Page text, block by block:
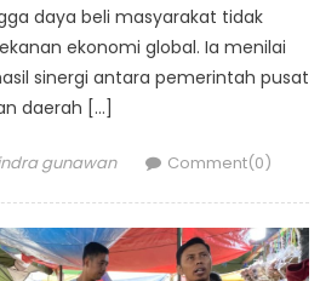
daya beli masyarakat tidak
ekonomi global. Ia menilai
sinergi antara pemerintah pusat
daerah […]
gunawan Comment(0)